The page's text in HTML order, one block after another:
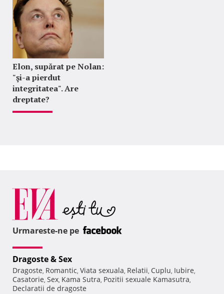
Elon, supărat pe Nolan:
"şi-a pierdut
integritatea". Are
dreptate?
Urmareste-ne pe
Dragoste & Sex
Dragoste, Romantic, Viata sexuala, Relatii, Cuplu, Iubire,
Casatorie, Sex, Kama Sutra, Pozitii sexuale Kamasutra,
Declaratii de dragoste